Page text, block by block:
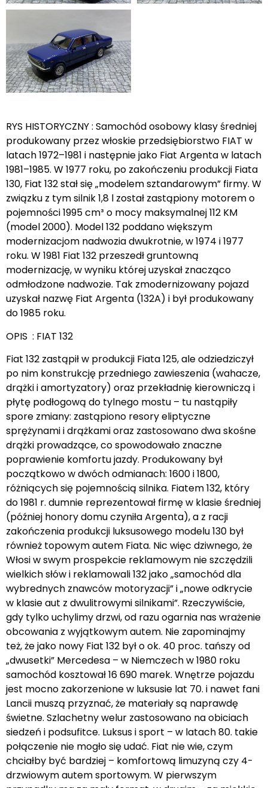
RYS HISTORYCZNY : Samochód osobowy klasy średniej
produkowany przez włoskie przedsiębiorstwo FIAT w
latach 1972–1981 i następnie jako Fiat Argenta w latach
1981–1985. W 1977 roku, po zakończeniu produkcji Fiata
130, Fiat 132 stał się „modelem sztandarowym” firmy. W
związku z tym silnik 1,8 l został zastąpiony motorem o
pojemności 1995 cm³ o mocy maksymalnej 112 KM
(model 2000). Model 132 poddano większym
modernizacjom nadwozia dwukrotnie, w 1974 i 1977
roku. W 1981 Fiat 132 przeszedł gruntowną
modernizację, w wyniku której uzyskał znacząco
odmłodzone nadwozie. Tak zmodernizowany pojazd
uzyskał nazwę Fiat Argenta (132A) i był produkowany
do 1985 roku.
OPIS : FIAT 132
Fiat 132 zastąpił w produkcji Fiata 125, ale odziedziczył
po nim konstrukcję przedniego zawieszenia (wahacze,
drążki i amortyzatory) oraz przekładnię kierowniczą i
płytę podłogową do tylnego mostu – tu nastąpiły
spore zmiany: zastąpiono resory eliptyczne
sprężynami i drążkami oraz zastosowano dwa skośne
drążki prowadzące, co spowodowało znaczne
poprawienie komfortu jazdy. Produkowany był
początkowo w dwóch odmianach: 1600 i 1800,
różniących się pojemnością silnika. Fiatem 132, który
do 1981 r. dumnie reprezentował firmę w klasie średniej
(później honory domu czyniła Argenta), a z racji
zakończenia produkcji luksusowego modelu 130 był
również topowym autem Fiata. Nic więc dziwnego, że
Włosi w swym prospekcie reklamowym nie szczędzili
wielkich słów i reklamowali 132 jako „samochód dla
wybrednych znawców motoryzacji” i „nowe odkrycie
w klasie aut z dwulitrowymi silnikami”. Rzeczywiście,
gdy tylko uchylimy drzwi, od razu ogarnia nas wrażenie
obcowania z wyjątkowym autem. Nie zapominajmy
też, że jako nowy Fiat 132 był o ok. 40 proc. tańszy od
„dwusetki” Mercedesa – w Niemczech w 1980 roku
samochód kosztował 16 690 marek. Wnętrze pojazdu
jest mocno zakorzenione w luksusie lat 70. i nawet fani
Lancii muszą przyznać, że materiały są naprawdę
świetne. Szlachetny welur zastosowano na obiciach
siedzeń i podsufitce. Luksus i sport – w latach 80. takie
połączenie nie mogło się udać. Fiat nie wie, czym
chciałby być bardziej – komfortową limuzyną czy 4-
drzwiowym autem sportowym. W pierwszym